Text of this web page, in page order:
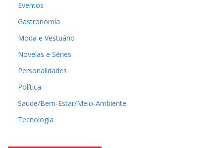
Eventos
Gastronomia
Moda e Vestuário
Novelas e Séries
Personalidades
Política
Saúde/Bem-Estar/Meio-Ambiente
Tecnologia